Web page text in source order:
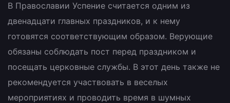
В Православии Успение считается одним из
двенадцати главных праздников, и к нему
готовятся соответствующим образом. Верующие
обязаны соблюдать пост перед праздником и
посещать церковные службы. В этот день также не
рекомендуется участвовать в веселых
мероприятиях и проводить время в шумных